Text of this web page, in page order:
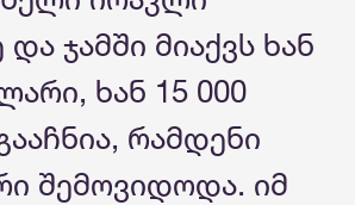
ჯამში მიაქვს ხან
ხან 15 000
რამდენი
შემოვიდოდა. იმ